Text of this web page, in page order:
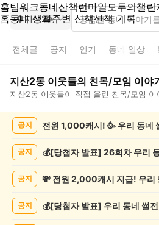
홈팀워크동네산책런마일모두의챌린
홈동네 생활주변 산책산책 기록
지산2동
전체글 공지 인기 동네 일상
지산2동 이웃들의 친목/모임 이야
지산2동 이웃들이 직접 올린 친목/모임 이
목/
공지 전원 1,000캐시! 🥳 우리 동네
공지
공지
공지